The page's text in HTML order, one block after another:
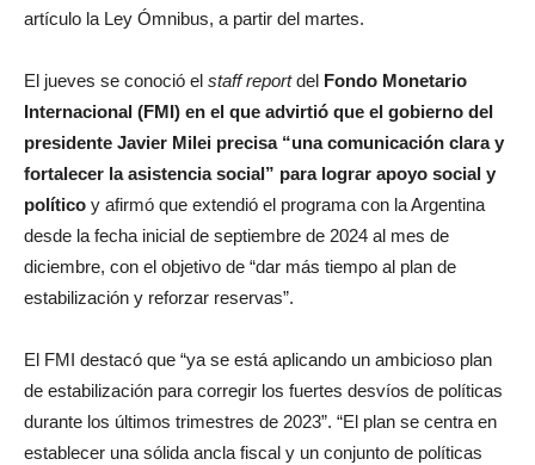
artículo la Ley Ómnibus, a partir del martes.
El jueves se conoció el staff reportdel Fondo Monetario
Internacional (FMI) en el que advirtió que el gobierno del
presidente Javier Milei precisa “una comunicación clara y
fortalecer la asistencia social” para lograr apoyo social y
político y afirmó que extendió el programa con la Argentina
desde la fecha inicial de septiembre de 2024 al mes de
diciembre, con el objetivo de “dar más tiempo al plan de
estabilización y reforzar reservas”.
El FMI destacó que “ya se está aplicando un ambicioso plan
de estabilización para corregir los fuertes desvíos de políticas
durante los últimos trimestres de 2023”. “El plan se centra en
establecer una sólida ancla fiscal y un conjunto de políticas